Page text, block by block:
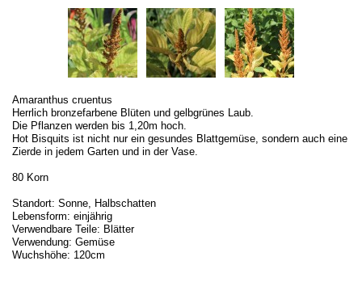
Amaranthus cruentus
Herrlich bronzefarbene Blüten und gelbgrünes Laub.
Die Pflanzen werden bis 1,20m hoch.
Hot Bisquits ist nicht nur ein gesundes Blattgemüse, sondern auch eine
Zierde in jedem Garten und in der Vase.
80 Korn
Standort: Sonne, Halbschatten
Lebensform: einjährig
Verwendbare Teile: Blätter
Verwendung: Gemüse
Wuchshöhe: 120cm